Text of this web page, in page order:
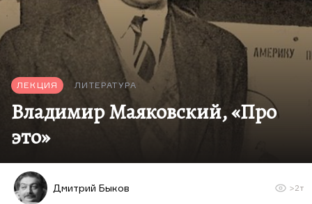
ЛЕКЦИЯ ЛИТЕРАТУРА
Владимир Маяковский, «Про
это»
Дмитрий Быков >2т